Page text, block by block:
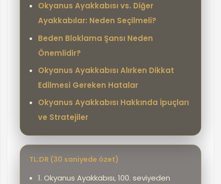
Okyanus Ayakkabısı vs. Diğer
Ayakkabılar: Neden Seçilmeli?
Beden Bloklama Şansı Neden
Önemlidir?
Okyanus Ayakkabısı Alırken Dikkat
Edilmesi Gereken Hatalar
Okyanus Ayakkabısı Hakkında İpuçları
ve Stratejiler
TL;DR (30 saniyede özet)
1. Okyanus Ayakkabısı, 100. seviyeden